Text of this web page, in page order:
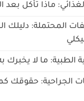
ماذا تأكل بعد
المحتملة: دليلك
الطبية: ما لا يخبرك
الجراحية: حقوقك